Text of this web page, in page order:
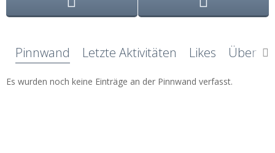
Pinnwand Letzte Aktivitäten Likes Über
Es wurden noch keine Einträge an der Pinnwand verfasst.